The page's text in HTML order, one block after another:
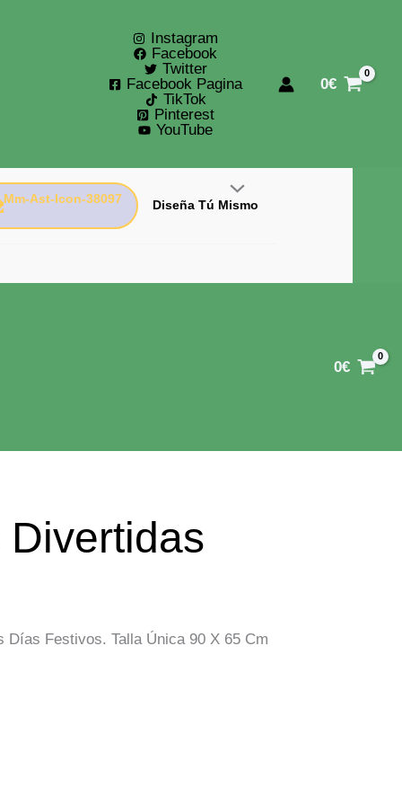
Instagram
Facebook
Twitter
Facebook Pagina
TikTok
Pinterest
YouTube
0€
Diseña Tú Mismo
0€
Días Festivos. Talla Única 90 X 65 Cm